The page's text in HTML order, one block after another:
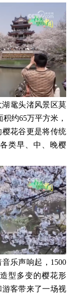
鼋头渚风景区莫
约65万平方米，
花谷更是将传统
类早、中、晚樱
乐声响起，1500
型多变的樱花形
客带来了一场视